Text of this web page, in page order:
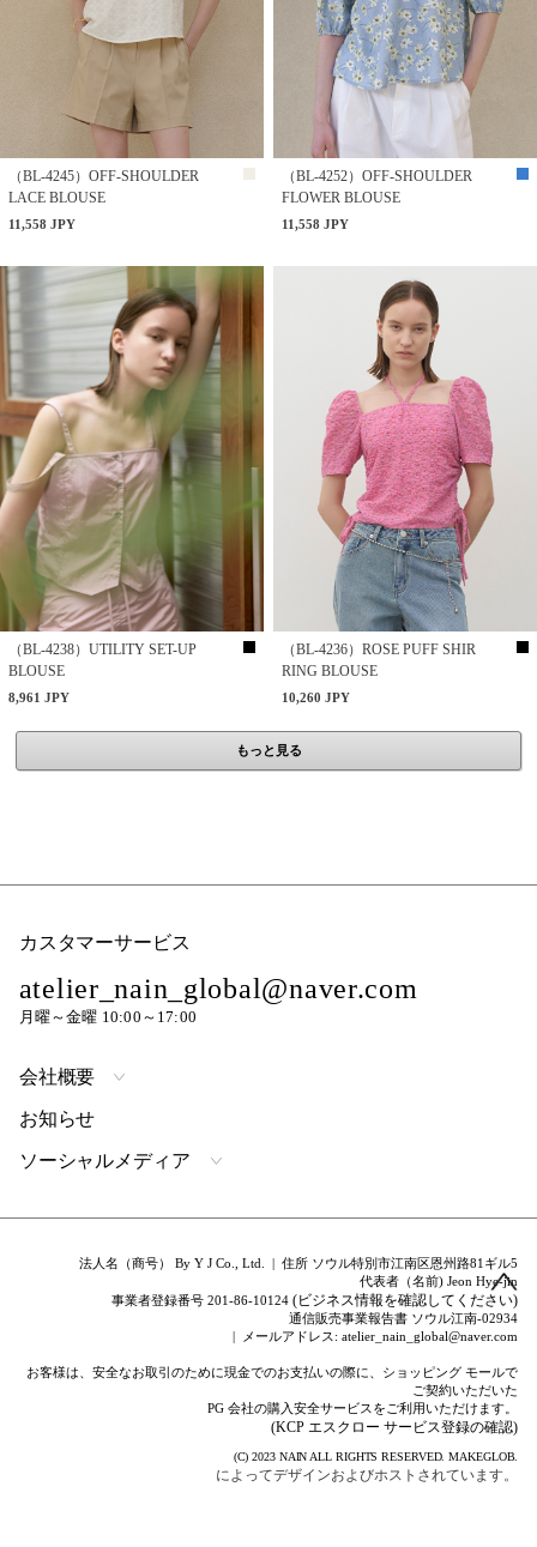
（BL-4245）OFF-SHOULDER
LACE BLOUSE
11,558 JPY
（BL-4252）OFF-SHOULDER
FLOWER BLOUSE
11,558 JPY
（BL-4238）UTILITY SET-UP
BLOUSE
8,961 JPY
（BL-4236）ROSE PUFF SHIR
RING BLOUSE
10,260 JPY
もっと見る
カスタマーサービス
atelier_nain_global@naver.com
月曜～金曜 10:00～17:00
会社概要
お知らせ
ソーシャルメディア
法人名（商号） By Y J Co., Ltd. | 住所 ソウル特別市江南区恩州路81ギル5
代表者（名前) Jeon Hye-jin
事業者登録番号 201-86-10124(ビジネス情報を確認してください)
通信販売事業報告書 ソウル江南-02934
| メールアドレス: atelier_nain_global@naver.com
お客様は、安全なお取引のために現金でのお支払いの際に、ショッピング モールで
ご契約いただいた
PG 会社の購入安全サービスをご利用いただけます。
(KCP エスクロー サービス登録の確認)
(C) 2023 NAIN ALL RIGHTS RESERVED.MAKEGLOB.
によってデザインおよびホストされています。